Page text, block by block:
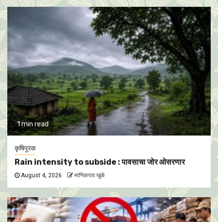
1 min read
कृषिपूरक
Rain intensity to subside : पावसाचा जोर ओसरणार
August 4, 2026 माणिकराव खुळे